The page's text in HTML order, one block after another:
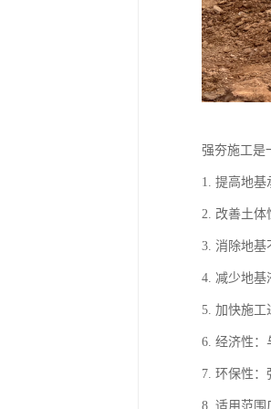
强夯施工是
1. 提高地
2. 改善土
3. 消除地基
4. 减少地基
5. 加快施工
6. 经济性：
7. 环保性
8. 适用范围